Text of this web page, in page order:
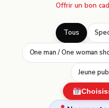
Offrir un bon
Tous
One man / One woman
Jeune